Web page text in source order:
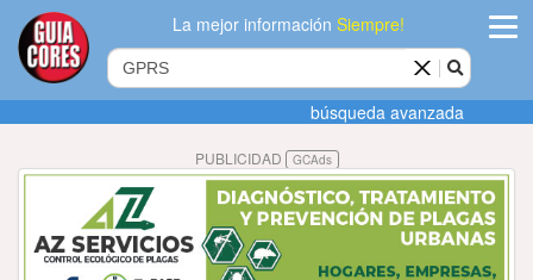
La mejor informaciónSiempre!
Agregar
empresa
Actualizar
datos
búsqueda avanzada
PUBLICIDAD GCAds